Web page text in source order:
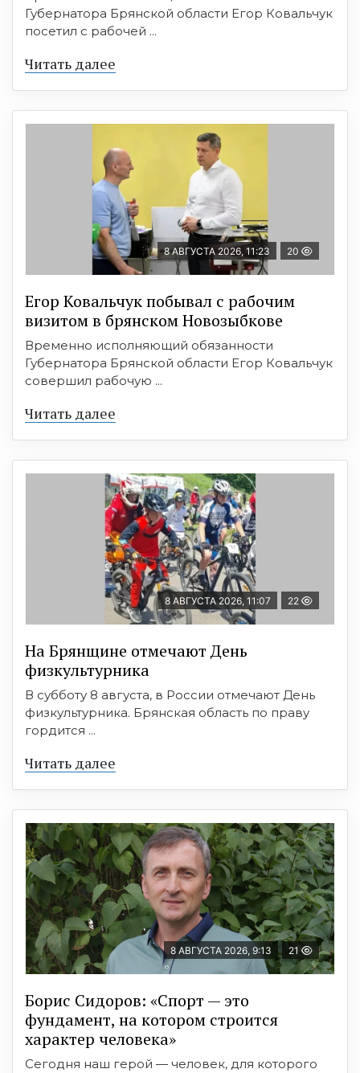
Губернатора Брянской области Егор Ковальчук
посетил с рабочей ...
Читать далее
8 АВГУСТА 2026, 11:23 20
Егор Ковальчук побывал с рабочим
визитом в брянском Новозыбкове
Временно исполняющий обязанности
Губернатора Брянской области Егор Ковальчук
совершил рабочую ...
Читать далее
8 АВГУСТА 2026, 11:07 22
На Брянщине отмечают День
физкультурника
В субботу 8 августа, в России отмечают День
физкультурника. Брянская область по праву
гордится ...
Читать далее
8 АВГУСТА 2026, 9:13 21
Борис Сидоров: «Спорт — это
фундамент, на котором строится
характер человека»
Сегодня наш герой — человек, для которого